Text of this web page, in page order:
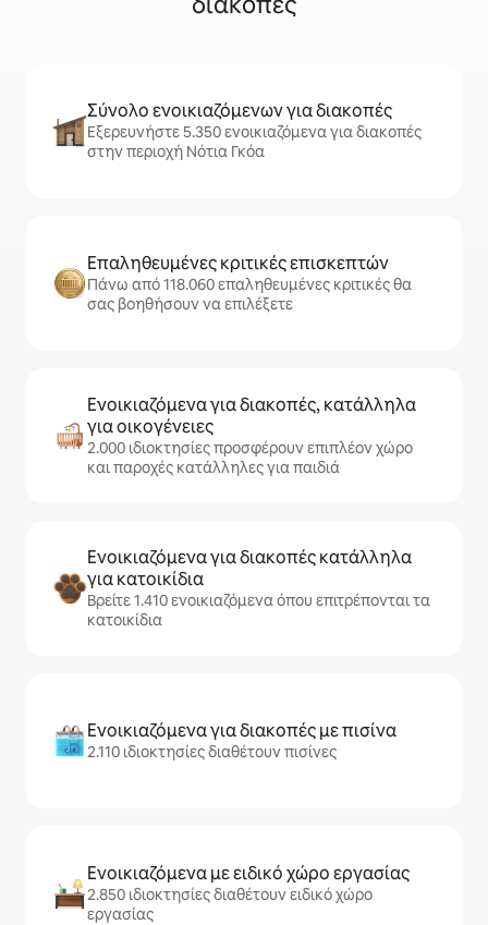
Σύνολο ενοικιαζόμενων για διακοπές
Εξερευνήστε 5.350 ενοικιαζόμενα για διακοπές
στην περιοχή Νότια Γκόα
Επαληθευμένες κριτικές επισκεπτών
Πάνω από 118.060 επαληθευμένες κριτικές θα
σας βοηθήσουν να επιλέξετε
Ενοικιαζόμενα για διακοπές, κατάλληλα
για οικογένειες
2.000 ιδιοκτησίες προσφέρουν επιπλέον χώρο
και παροχές κατάλληλες για παιδιά
Ενοικιαζόμενα για διακοπές κατάλληλα
για κατοικίδια
Βρείτε 1.410 ενοικιαζόμενα όπου επιτρέπονται τα
κατοικίδια
Ενοικιαζόμενα για διακοπές με πισίνα
2.110 ιδιοκτησίες διαθέτουν πισίνες
Ενοικιαζόμενα με ειδικό χώρο εργασίας
2.850 ιδιοκτησίες διαθέτουν ειδικό χώρο
εργασίας